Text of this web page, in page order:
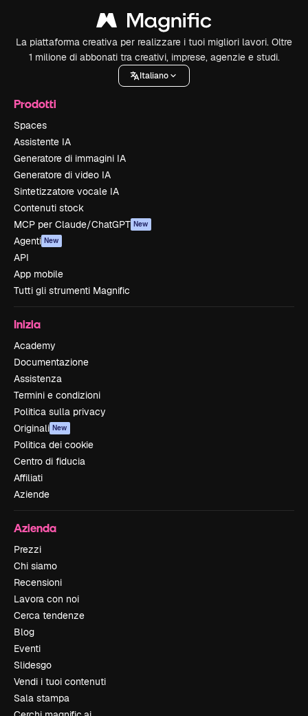
La piattaforma creativa per realizzare i tuoi migliori lavori. Oltre
1 milione di abbonati tra creativi, imprese, agenzie e studi.
Italiano
Prodotti
Spaces
Assistente IA
Generatore di immagini IA
Generatore di video IA
Sintetizzatore vocale IA
Contenuti stock
MCP per Claude/ChatGPT New
Agenti New
API
App mobile
Tutti gli strumenti Magnific
Inizia
Academy
Documentazione
Assistenza
Termini e condizioni
Politica sulla privacy
Originali New
Politica dei cookie
Centro di fiducia
Affiliati
Aziende
Azienda
Prezzi
Chi siamo
Recensioni
Lavora con noi
Cerca tendenze
Blog
Eventi
Slidesgo
Vendi i tuoi contenuti
Sala stampa